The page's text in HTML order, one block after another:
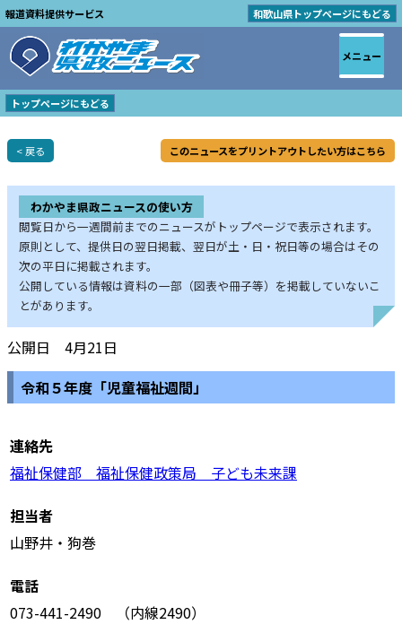
報道資料提供サービス 和歌山県トップページにもどる
トップページにもどる
< 戻る このニュースをプリントアウトしたい方はこちら
わかやま県政ニュースの使い方
閲覧日から一週間前までのニュースがトップページで表示されます。
原則として、提供日の翌日掲載、翌日が土・日・祝日等の場合はその
次の平日に掲載されます。
公開している情報は資料の一部（図表や冊子等）を掲載していないこ
とがあります。
公開日 4月21日
令和５年度「児童福祉週間」
連絡先
福祉保健部 福祉保健政策局 子ども未来課
担当者
山野井・狗巻
電話
073-441-2490 （内線2490）
メニュー